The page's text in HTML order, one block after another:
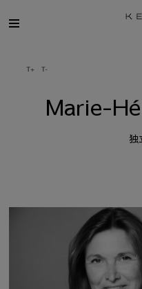
Hélène
プ
Marie-
独